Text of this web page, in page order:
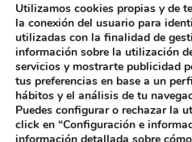
COPYRIGHT 2025
SANTOS MÁRTIRES,
Utilizamos cookies propias y de
la conexión del usuario para
utilizadas con la finalidad de
información sobre la utilización
servicios y mostrarte publicidad
tus preferencias en base a un
hábitos y el análisis de tu
Puedes configurar o rechazar la
click en “Configuración e